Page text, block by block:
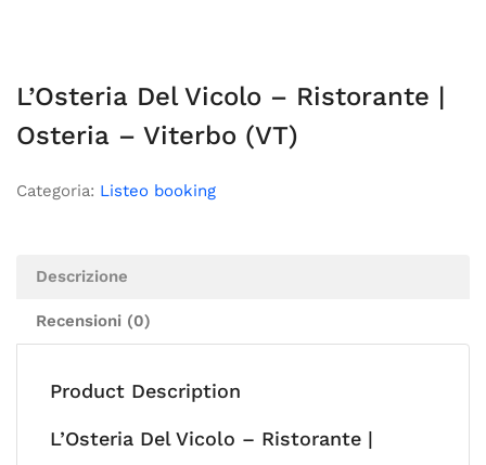
L’Osteria Del Vicolo – Ristorante |
Osteria – Viterbo (VT)
Categoria: Listeo booking
Descrizione
Recensioni (0)
Product Description
L’Osteria Del Vicolo – Ristorante |